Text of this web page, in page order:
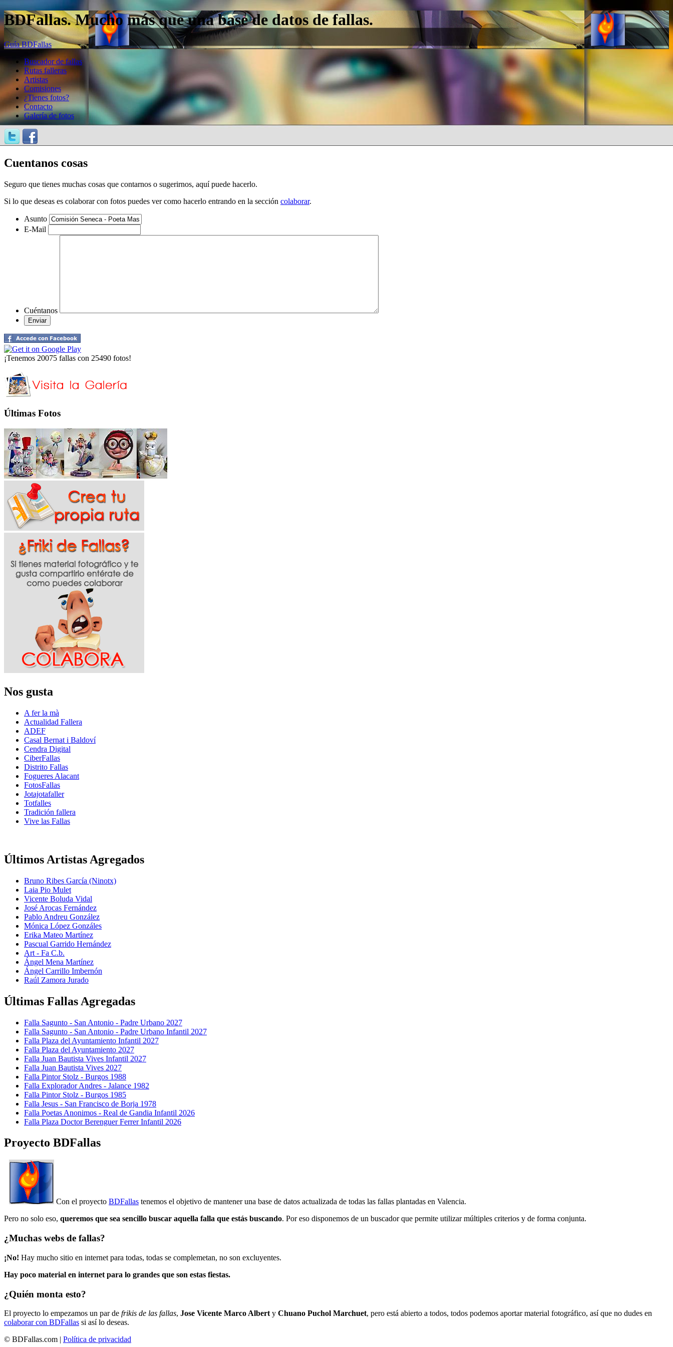
BDFallas. Mucho más que una base de datos de fallas.
Guía BDFallas
Buscador de fallas
Rutas falleras
Artistas
Comisiones
¿Tienes fotos?
Contacto
Galería de fotos
Cuentanos cosas
Seguro que tienes muchas cosas que contarnos o sugerirnos, aquí puede hacerlo.
Si lo que deseas es colaborar con fotos puedes ver como hacerlo entrando en la sección colaborar.
Asunto
E-Mail
Cuéntanos
¡Tenemos 20075 fallas con 25490 fotos!
Últimas Fotos
Nos gusta
A fer la mà
Actualidad Fallera
ADEF
Casal Bernat i Baldoví
Cendra Digital
CiberFallas
Distrito Fallas
Fogueres Alacant
FotosFallas
Jotajotafaller
Totfalles
Tradición fallera
Vive las Fallas
Últimos Artistas Agregados
Bruno Ribes García (Ninotx)
Laia Pio Mulet
Vicente Boluda Vidal
José Arocas Fernández
Pablo Andreu González
Mónica López Gonzáles
Erika Mateo Martínez
Pascual Garrido Hernández
Art - Fa C.b.
Ángel Mena Martínez
Ángel Carrillo Imbernón
Raúl Zamora Jurado
Últimas Fallas Agregadas
Falla Sagunto - San Antonio - Padre Urbano 2027
Falla Sagunto - San Antonio - Padre Urbano Infantil 2027
Falla Plaza del Ayuntamiento Infantil 2027
Falla Plaza del Ayuntamiento 2027
Falla Juan Bautista Vives Infantil 2027
Falla Juan Bautista Vives 2027
Falla Pintor Stolz - Burgos 1988
Falla Explorador Andres - Jalance 1982
Falla Pintor Stolz - Burgos 1985
Falla Jesus - San Francisco de Borja 1978
Falla Poetas Anonimos - Real de Gandia Infantil 2026
Falla Plaza Doctor Berenguer Ferrer Infantil 2026
Proyecto BDFallas
Con el proyecto BDFallas tenemos el objetivo de mantener una base de datos actualizada de todas las fallas plantadas en Valencia.
Pero no solo eso, queremos que sea sencillo buscar aquella falla que estás buscando. Por eso disponemos de un buscador que permite utilizar múltiples criterios y de forma conjunta.
¿Muchas webs de fallas?
¡No! Hay mucho sitio en internet para todas, todas se complemetan, no son excluyentes.
Hay poco material en internet para lo grandes que son estas fiestas.
¿Quién monta esto?
El proyecto lo empezamos un par de frikis de las fallas, Jose Vicente Marco Albert y Chuano Puchol Marchuet, pero está abierto a todos, todos podemos aportar material fotográfico, así que no dudes en
colaborar con BDFallas si así lo deseas.
© BDFallas.com | Política de privacidad